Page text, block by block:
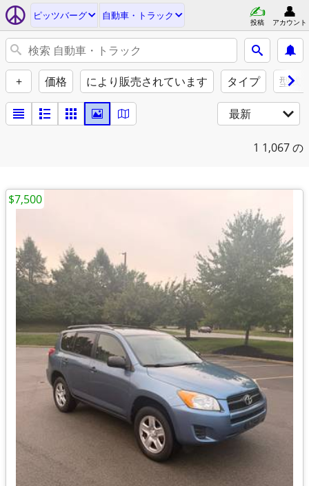
ピッツバーグ 自動車・トラック
投稿 アカウント
+ 価格 により販売されています タイプ 型式
最新
1 1,067 の
$7,500